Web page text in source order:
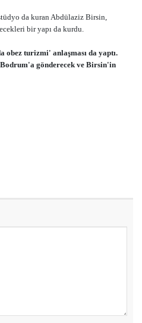
da kuran Abdülaziz Birsin,
bir yapı da kurdu.
obez turizmi' anlaşması da yaptı.
gönderecek ve Birsin'in